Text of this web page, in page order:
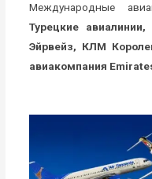
Международные
Турецкие
Эйрвейз, КЛМ
авиакомпания